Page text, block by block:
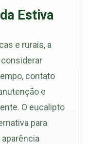
Estiva
e rurais, a
contato
e
O eucalipto
para